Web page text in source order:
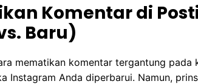
Komentar di
Baru)
mematikan komentar tergantung pada
Instagram Anda diperbarui. Namun,